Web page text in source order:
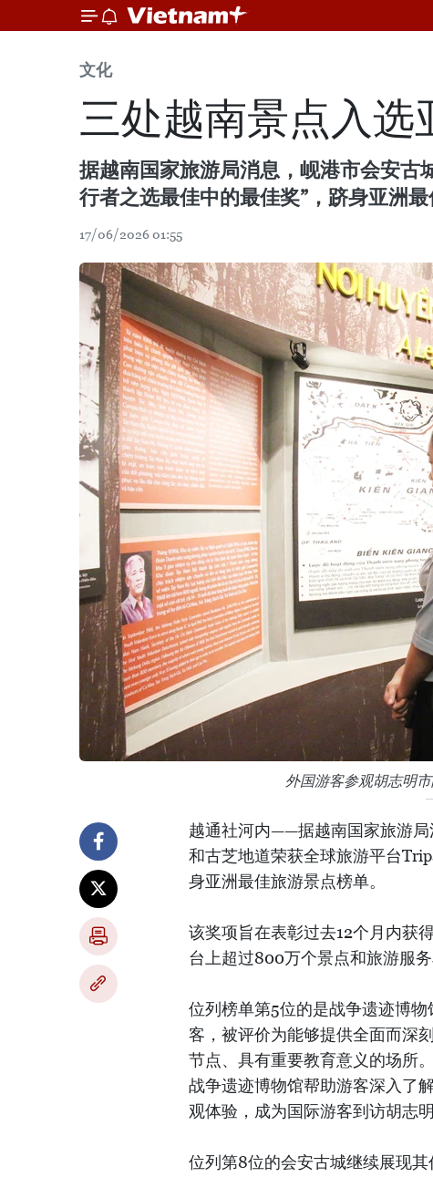
文化
三处越南景点入选
据越南国家旅游局消息，岘港市会安
行者之选最佳中的最佳奖”，跻身亚洲最
17/06/2026 01:55
外国游客参观胡志明
越通社河内——据越南国家旅游局
和古芝地道荣获全球旅游平台
身亚洲最佳旅游景点榜单。
该奖项旨在表彰过去12个月内获
台上超过800万个景点和旅游服
位列榜单第5位的是战争遗迹博
客，被评价为能够提供全面而深
节点、具有重要教育意义的场所
战争遗迹博物馆帮助游客深入了
观体验，成为国际游客到访胡志
位列第8位的会安古城继续展现